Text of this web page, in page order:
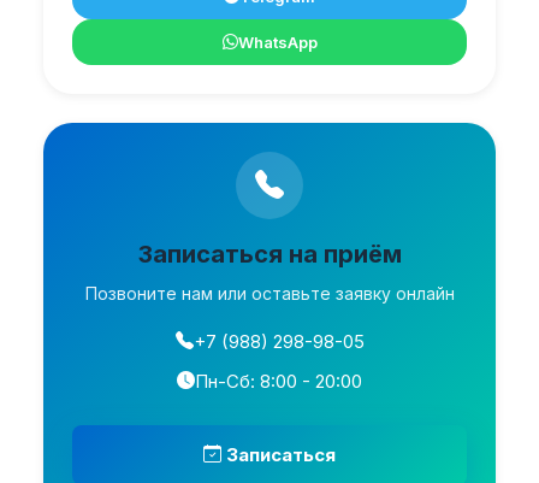
WhatsApp
Записаться на приём
Позвоните нам или оставьте заявку онлайн
+7 (988) 298-98-05
Пн-Сб: 8:00 - 20:00
Записаться